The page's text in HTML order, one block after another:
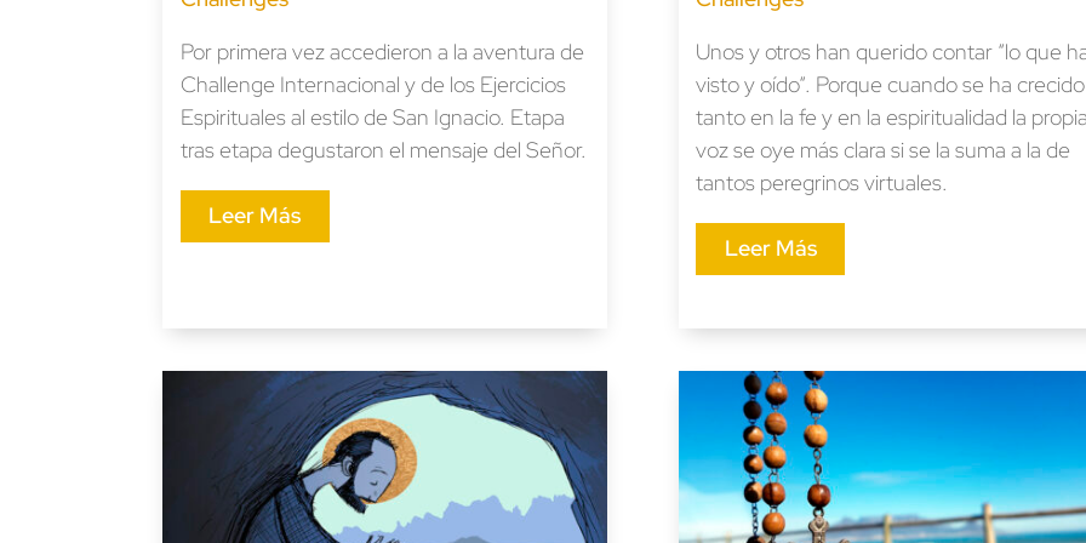
Por primera vez accedieron a la aventura de
Challenge Internacional y de los Ejercicios
Espirituales al estilo de San Ignacio. Etapa
tras etapa degustaron el mensaje del Señor.
Leer Más
Unos y otros han querido contar “lo que
visto y oído“. Porque cuando se ha crecido
tanto en la fe y en la espiritualidad la
voz se oye más clara si se la suma a la de
tantos peregrinos virtuales.
Leer Más